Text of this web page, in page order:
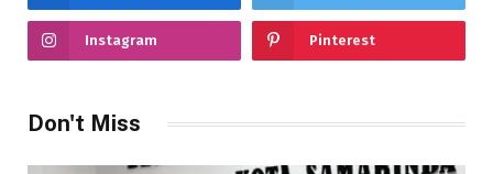
Instagram Pinterest
Don't Miss